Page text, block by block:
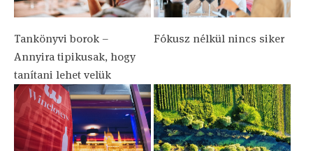
Tankönyvi borok –
Annyira tipikusak, hogy
tanítani lehet velük
Fókusz nélkül nincs siker